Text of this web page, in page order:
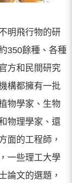
明飛行物的研
350餘種、各種
方和民間研究
構都擁有一批
物學家、生物
物理學家、還
面的工程師，
一些理工大學
論文的選題，